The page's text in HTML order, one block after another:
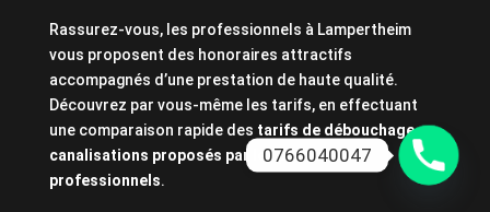
Rassurez-vous, les professionnels à Lampertheim
vous proposent des honoraires attractifs
accompagnés d’une prestation de haute qualité.
Découvrez par vous-même les tarifs, en effectuant
une comparaison rapide des tarifs de débouchage
canalisations proposés par les plombiers
professionnels.
0766040047